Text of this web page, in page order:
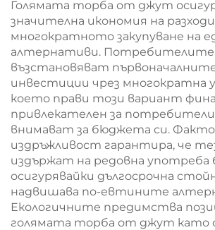
подаръци
Голямата торба от джут
значителна икономия на
многократното закупуване на
алтернативи. Потребителите
възстановяват
инвестиции чрез многократна
което прави този вариант
привлекателен за
внимават за бюджета си.
издръжливост гарантира, че
издържат на редовна употреба
осигурявайки дългосрочна
надвишава по-евтините
Екологичните предимства
голямата торба от джут като